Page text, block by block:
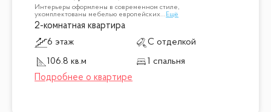
Интерьеры оформлены в современном стиле,
укомплектованы мебелью европейских... Ещё
2-комнатная квартира
6 этаж
С отделкой
106.8 кв.м
1 спальня